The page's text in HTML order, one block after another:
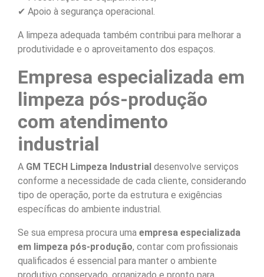
✔ Apoio à segurança operacional.
A limpeza adequada também contribui para melhorar a
produtividade e o aproveitamento dos espaços.
Empresa especializada em
limpeza pós-produção
com atendimento
industrial
A GM TECH Limpeza Industrial desenvolve serviços
conforme a necessidade de cada cliente, considerando
tipo de operação, porte da estrutura e exigências
específicas do ambiente industrial.
Se sua empresa procura uma empresa especializada
em limpeza pós-produção, contar com profissionais
qualificados é essencial para manter o ambiente